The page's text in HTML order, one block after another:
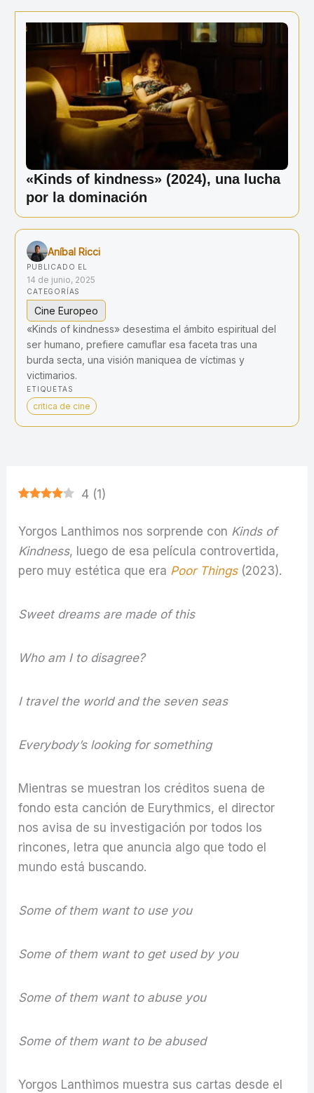
contenido
«Kinds of kindness» (2024), una lucha
por la dominación
Aníbal Ricci
PUBLICADO EL
14 de junio, 2025
CATEGORÍAS
Cine Europeo
«Kinds of kindness» desestima el ámbito espiritual del
ser humano, prefiere camuflar esa faceta tras una
burda secta, una visión maniquea de víctimas y
victimarios.
ETIQUETAS
critica de cine
4 (1)
Yorgos Lanthimos nos sorprende con Kinds of
Kindness, luego de esa película controvertida,
pero muy estética que era Poor Things(2023).
Sweet dreams are made of this
Who am I to disagree?
I travel the world and the seven seas
Everybody’s looking for something
Mientras se muestran los créditos suena de
fondo esta canción de Eurythmics, el director
nos avisa de su investigación por todos los
rincones, letra que anuncia algo que todo el
mundo está buscando.
Some of them want to use you
Some of them want to get used by you
Some of them want to abuse you
Some of them want to be abused
Yorgos Lanthimos muestra sus cartas desde el